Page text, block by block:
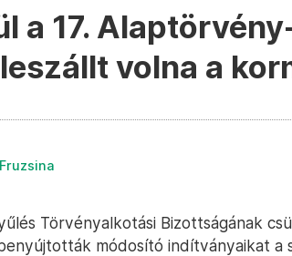
a 17.
volna a
Törvényalkotási Bizottságának
módosító indítványaikat a